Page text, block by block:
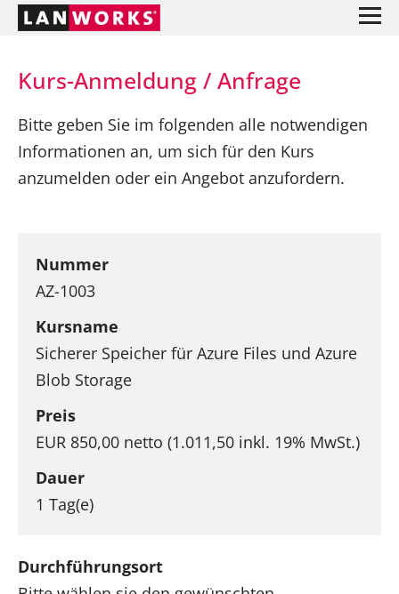
Kurs-Anmeldung / Anfrage
Bitte geben Sie im folgenden alle notwendigen
Informationen an, um sich für den Kurs
anzumelden oder ein Angebot anzufordern.
Durchführungsort
Nummer
AZ-1003
Kursname
Sicherer Speicher für Azure Files und Azure
Blob Storage
Preis
EUR 850,00 netto (1.011,50 inkl. 19% MwSt.)
Dauer
1 Tag(e)